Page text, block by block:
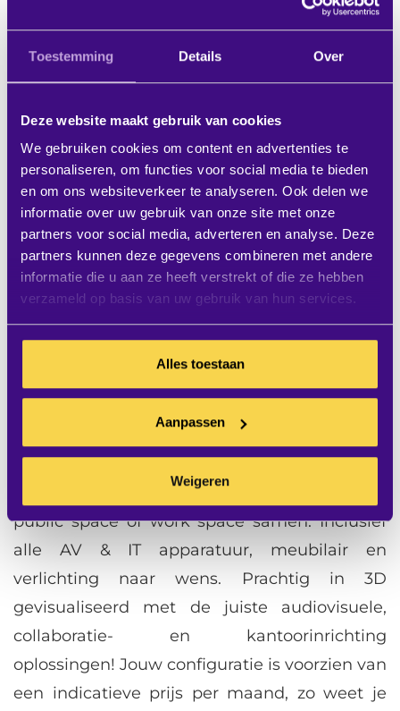
Toestemming Details Over
Deze website maakt gebruik van cookies
We gebruiken cookies om content en advertenties te
personaliseren, om functies voor social media te bieden
en om ons websiteverkeer te analyseren. Ook delen we
informatie over uw gebruik van onze site met onze
partners voor social media, adverteren en analyse. Deze
partners kunnen deze gegevens combineren met andere
informatie die u aan ze heeft verstrekt of die ze hebben
verzameld op basis van uw gebruik van hun services.
Alles toestaan
Aanpassen
Weigeren
Daarnaast is BIS|Econocom VCA**
gecertificeerd en zijn wij Certified Microsoft,
Cisco, Polycom, StarLeaf, AMX, Crestron,
hoogwaardige kwaliteitsborging, proactief
milieubeleid, professionele procedures en
processen, die streng worden gecontroleerd
door diverse normerende instanties. Lees hier
meer over onze certificeringen en andere
inspanningen om verantwoord, veilig en
duurzaam te ondernemen.
Configureer je eigen Office
Met onze Office Space Configurator stel jij in
enkele minuten jouw eigen meeting space,
public space of work space samen. Inclusief
alle AV & IT apparatuur, meubilair en
verlichting naar wens. Prachtig in 3D
gevisualiseerd met de juiste audiovisuele,
collaboratie- en kantoorinrichting
oplossingen! Jouw configuratie is voorzien van
een indicatieve prijs per maand, zo weet je